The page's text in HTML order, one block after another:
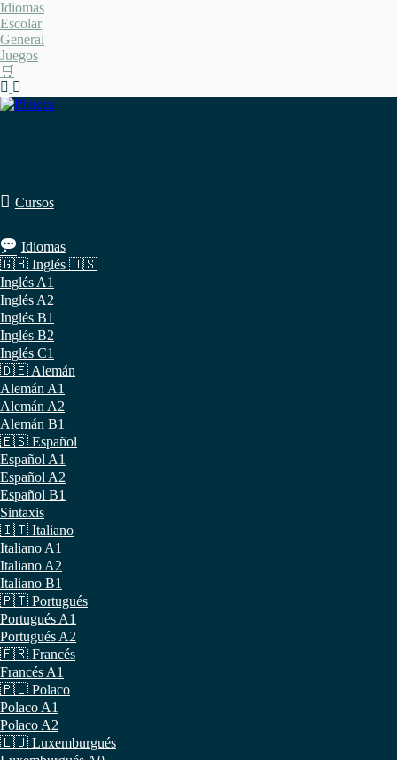
Saltar
al
contenido
Idiomas
Escolar
General
Juegos
🛒
Cursos
Idiomas
🇬🇧 Inglés 🇺🇸
Inglés A1
Inglés A2
Inglés B1
Inglés B2
Inglés C1
🇩🇪 Alemán
Alemán A1
Alemán A2
Alemán B1
🇪🇸 Español
Español A1
Español A2
Español B1
Sintaxis
🇮🇹 Italiano
Italiano A1
Italiano A2
Italiano B1
🇵🇹 Portugués
Portugués A1
Portugués A2
🇫🇷 Francés
Francés A1
🇵🇱 Polaco
Polaco A1
Polaco A2
🇱🇺 Luxemburgués